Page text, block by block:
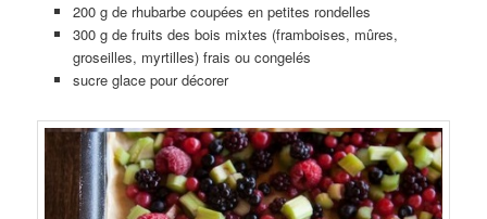
200 g de rhubarbe coupées en petites rondelles
300 g de fruits des bois mixtes (framboises, mûres,
groseilles, myrtilles) frais ou congelés
sucre glace pour décorer